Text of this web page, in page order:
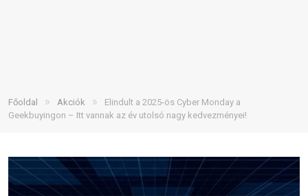
Főoldal » Akciók »
Elindult a 2025-ös Cyber Monday a
Geekbuyingon – Itt vannak az év utolsó nagy kedvezményei!